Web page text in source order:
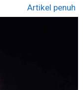
Artikel penuh